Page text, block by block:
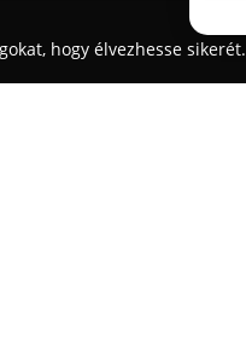
hogy élvezhesse sikerét.